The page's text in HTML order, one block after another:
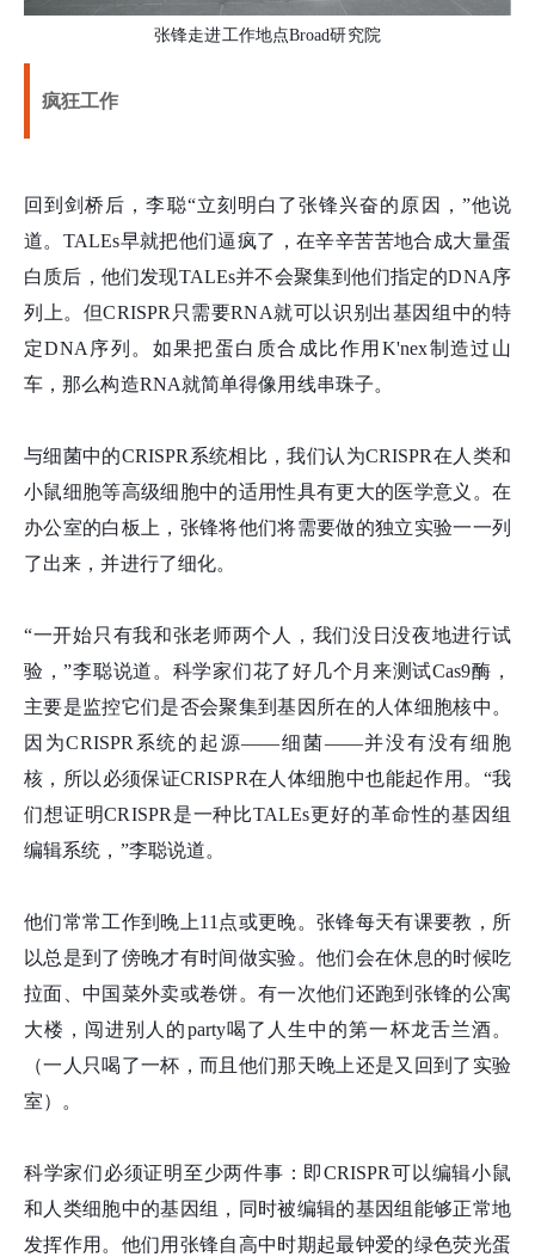
张锋走进工作地点Broad研究院
疯狂工作
回到剑桥后，李聪“立刻明白了张锋兴奋的原因，”他说
道。TALEs早就把他们逼疯了，在辛辛苦苦地合成大量蛋
白质后，他们发现TALEs并不会聚集到他们指定的DNA序
列上。但CRISPR只需要RNA就可以识别出基因组中的特
定DNA序列。如果把蛋白质合成比作用K'nex制造过山
车，那么构造RNA就简单得像用线串珠子。
与细菌中的CRISPR系统相比，我们认为CRISPR在人类和
小鼠细胞等高级细胞中的适用性具有更大的医学意义。在
办公室的白板上，张锋将他们将需要做的独立实验一一列
了出来，并进行了细化。
“一开始只有我和张老师两个人，我们没日没夜地进行试
验，”李聪说道。科学家们花了好几个月来测试Cas9酶，
主要是监控它们是否会聚集到基因所在的人体细胞核中。
因为CRISPR系统的起源——细菌——并没有没有细胞
核，所以必须保证CRISPR在人体细胞中也能起作用。“我
们想证明CRISPR是一种比TALEs更好的革命性的基因组
编辑系统，”李聪说道。
他们常常工作到晚上11点或更晚。张锋每天有课要教，所
以总是到了傍晚才有时间做实验。他们会在休息的时候吃
拉面、中国菜外卖或卷饼。有一次他们还跑到张锋的公寓
大楼，闯进别人的party喝了人生中的第一杯龙舌兰酒。
（一人只喝了一杯，而且他们那天晚上还是又回到了实验
室）。
科学家们必须证明至少两件事：即CRISPR可以编辑小鼠
和人类细胞中的基因组，同时被编辑的基因组能够正常地
发挥作用。他们用张锋自高中时期起最钟爱的绿色荧光蛋